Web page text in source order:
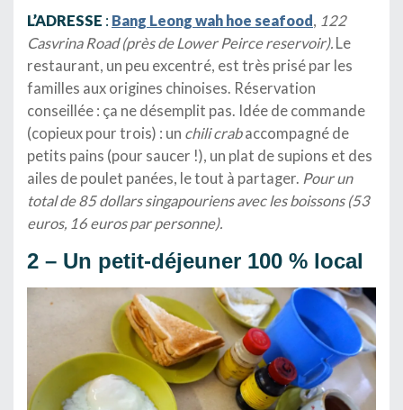
L’ADRESSE : Bang Leong wah hoe seafood, 122
Casvrina Road (près de Lower Peirce reservoir). Le
restaurant, un peu excentré, est très prisé par les
familles aux origines chinoises. Réservation
conseillée : ça ne désemplit pas. Idée de commande
(copieux pour trois) : un chili crabaccompagné de
petits pains (pour saucer !), un plat de supions et des
ailes de poulet panées, le tout à partager. Pour un
total de 85 dollars singapouriens avec les boissons (53
euros, 16 euros par personne).
2 – Un petit-déjeuner 100 % local